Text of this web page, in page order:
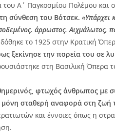
Α΄ Παγκοσμίου Πολέμου και
σύνθεση του Βότσεκ.«Υπάρχει
άρρωστος. Αιχμάλωτος,
το 1925 στην Κρατική
την πορεία του σε
στη Βασιλική Όπερα
φτωχός άνθρωπος με
σταθερή αναφορά στη ζωή
και έννοιες όπως η